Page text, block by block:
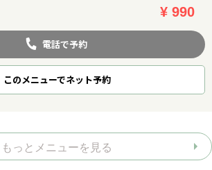
¥ 990
電話で予約
このメニューでネット予約
もっとメニューを見る